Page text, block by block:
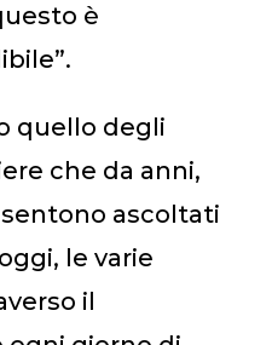
è
quello degli
che da anni,
ascoltati
le varie
il